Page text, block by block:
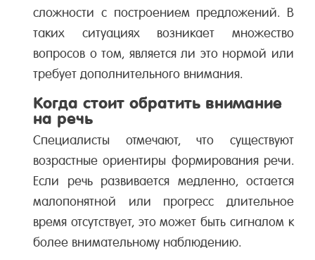
сложности с построением предложений. В
таких ситуациях возникает множество
вопросов о том, является ли это нормой или
требует дополнительного внимания.
Когда стоит обратить внимание
на речь
Специалисты отмечают, что существуют
возрастные ориентиры формирования речи.
Если речь развивается медленно, остается
малопонятной или прогресс длительное
время отсутствует, это может быть сигналом к
более внимательному наблюдению.